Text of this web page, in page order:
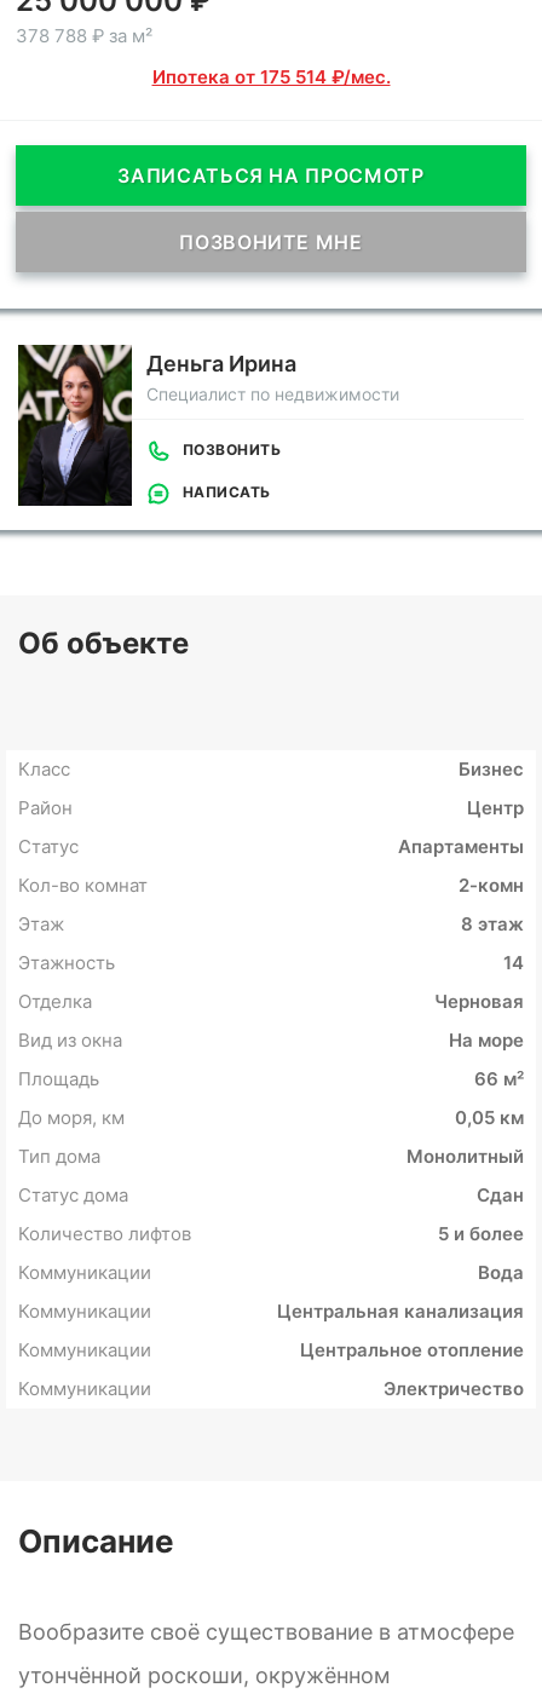
378 788 ₽ за м²
Ипотека от 175 514 ₽/мес.
ЗАПИСАТЬСЯ НА ПРОСМОТР
ПОЗВОНИТЕ МНЕ
Деньга Ирина
Специалист по недвижимости
ПОЗВОНИТЬ
НАПИСАТЬ
Об объекте
Класс
Бизнес
Район
Центр
Статус
Апартаменты
Кол-во комнат
2-комн
Этаж
8 этаж
Этажность
14
Отделка
Черновая
Вид из окна
На море
Площадь
66 м²
До моря, км
0,05 км
Тип дома
Монолитный
Статус дома
Сдан
Количество лифтов
5 и более
Коммуникации
Вода
Коммуникации
Центральная канализация
Коммуникации
Центральное отопление
Коммуникации
Электричество
Описание
Вообразите своё существование в атмосфере
утончённой роскоши, окружённом